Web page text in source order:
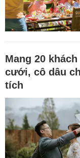
Mang 20
cưới, cô dâu
tích